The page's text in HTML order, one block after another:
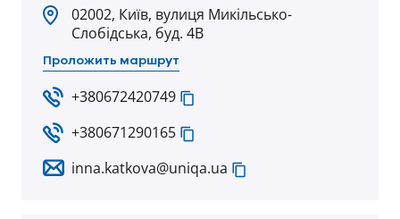
02002, Київ, вулиця Микільсько-
Слобідська, буд. 4В
Проложить маршрут
+380672420749
+380671290165
inna.katkova@uniqa.ua